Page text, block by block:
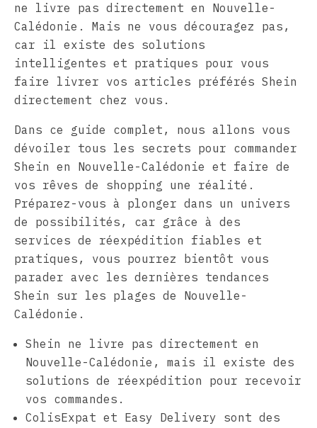
ne livre pas directement en Nouvelle-
Calédonie. Mais ne vous découragez pas,
car il existe des solutions
intelligentes et pratiques pour vous
faire livrer vos articles préférés Shein
directement chez vous.
Dans ce guide complet, nous allons vous
dévoiler tous les secrets pour commander
Shein en Nouvelle-Calédonie et faire de
vos rêves de shopping une réalité.
Préparez-vous à plonger dans un univers
de possibilités, car grâce à des
services de réexpédition fiables et
pratiques, vous pourrez bientôt vous
parader avec les dernières tendances
Shein sur les plages de Nouvelle-
Calédonie.
Shein ne livre pas directement en
Nouvelle-Calédonie, mais il existe des
solutions de réexpédition pour recevoir
vos commandes.
ColisExpat et Easy Delivery sont des